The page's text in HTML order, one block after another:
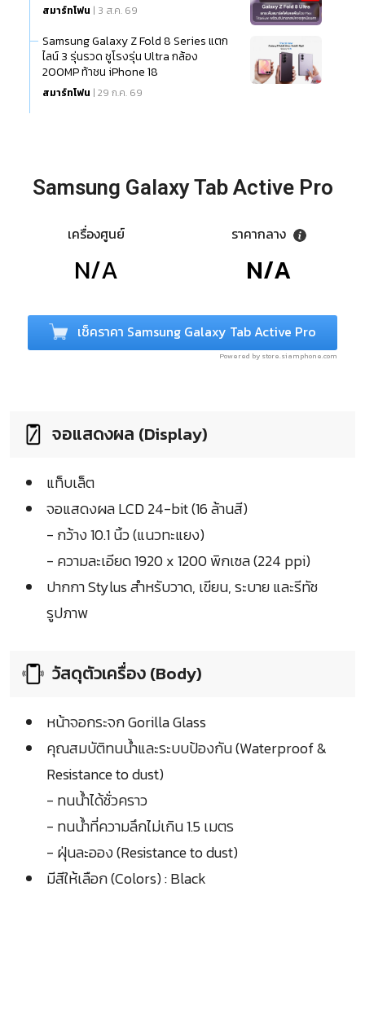
สมาร์ทโฟน | 3 ส.ค. 69
Samsung Galaxy Z Fold 8 Series แตก
ไลน์ 3 รุ่นรวด ชูโรงรุ่น Ultra กล้อง
200MP ท้าชน iPhone 18
สมาร์ทโฟน | 29 ก.ค. 69
Samsung Galaxy Tab Active Pro
เครื่องศูนย์
N/A
ราคากลาง
N/A
เช็คราคา Samsung Galaxy Tab Active Pro
Powered by store.siamphone.com
จอแสดงผล (Display)
แท็บเล็ต
จอแสดงผล LCD 24-bit (16 ล้านสี)
- กว้าง 10.1 นิ้ว (แนวทะแยง)
- ความละเอียด 1920 x 1200 พิกเซล (224 ppi)
ปากกา Stylus สำหรับวาด, เขียน, ระบาย และรีทัช
รูปภาพ
วัสดุตัวเครื่อง (Body)
หน้าจอกระจก Gorilla Glass
คุณสมบัติทนน้ำและระบบป้องกัน (Waterproof &
Resistance to dust)
- ทนน้ำได้ชั่วคราว
- ทนน้ำที่ความลึกไม่เกิน 1.5 เมตร
- ฝุ่นละออง (Resistance to dust)
มีสีให้เลือก (Colors) : Black